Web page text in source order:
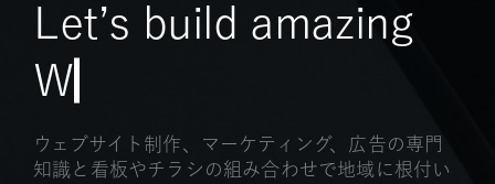
Let’s bui d amazing
W
ウェブサイト制作、マーケティング、広告の専門
知識と看板やチラシの組み合わせで地域に根付い